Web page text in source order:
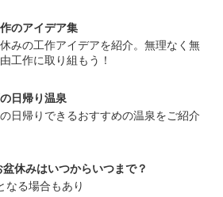
のアイデア集
みの工作アイデアを紹介。無理なく無
工作に取り組もう！
日帰り温泉
日帰りできるおすすめの温泉をご紹介
休みはいつからいつまで？
なる場合もあり